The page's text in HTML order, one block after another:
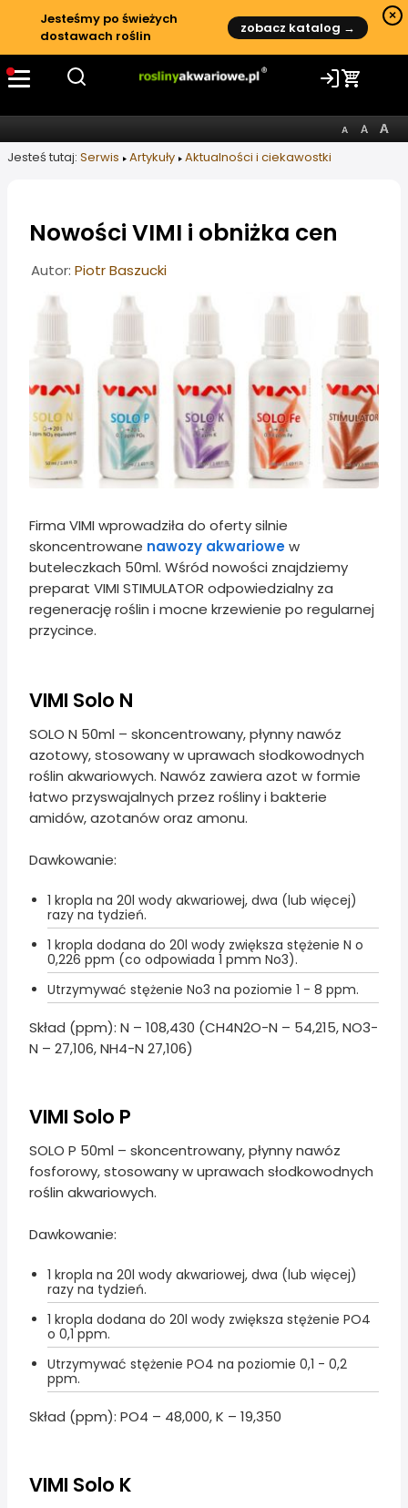
Jesteśmy po świeżych
dostawach roślin
zobacz katalog →
×
Jesteś tutaj: Serwis Artykuły Aktualności i ciekawostki
Nowości VIMI i obniżka cen
Informacje o artykule
Autor: Piotr Baszucki
Firma VIMI wprowadziła do oferty silnie
skoncentrowane nawozy akwariowew
buteleczkach 50ml. Wśród nowości znajdziemy
preparat VIMI STIMULATOR odpowiedzialny za
regenerację roślin i mocne krzewienie po regularnej
przycince.
VIMI Solo N
SOLO N 50ml – skoncentrowany, płynny nawóz
azotowy, stosowany w uprawach słodkowodnych
roślin akwariowych. Nawóz zawiera azot w formie
łatwo przyswajalnych przez rośliny i bakterie
amidów, azotanów oraz amonu.
Dawkowanie:
1 kropla na 20l wody akwariowej, dwa (lub więcej)
razy na tydzień.
1 kropla dodana do 20l wody zwiększa stężenie N o
0,226 ppm (co odpowiada 1 pmm No3).
Utrzymywać stężenie No3 na poziomie 1 - 8 ppm.
Skład (ppm): N – 108,430 (CH4N2O-N – 54,215, NO3-
N – 27,106, NH4-N 27,106)
VIMI Solo P
SOLO P 50ml – skoncentrowany, płynny nawóz
fosforowy, stosowany w uprawach słodkowodnych
roślin akwariowych.
Dawkowanie:
1 kropla na 20l wody akwariowej, dwa (lub więcej)
razy na tydzień.
1 kropla dodana do 20l wody zwiększa stężenie PO4
o 0,1 ppm.
Utrzymywać stężenie PO4 na poziomie 0,1 - 0,2
ppm.
Skład (ppm): PO4 – 48,000, K – 19,350
VIMI Solo K